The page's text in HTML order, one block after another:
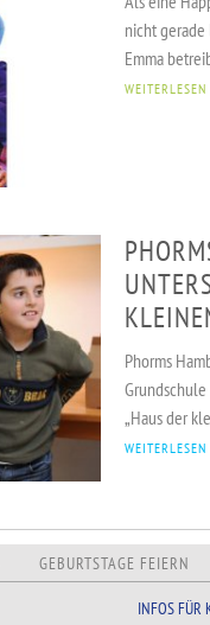
nicht
Emma
WEITERLESEN
Phorms
„Haus der
WEITERLESEN
GEBURTSTAGE FEIERN
INFOS FÜR